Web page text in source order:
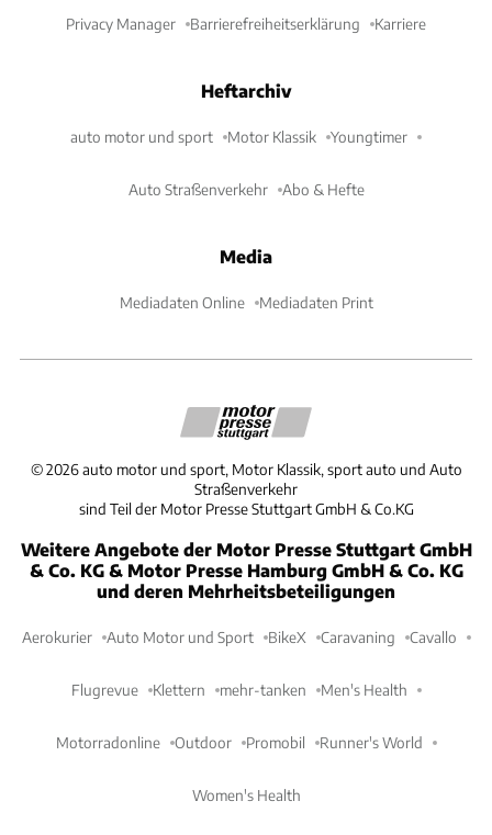
Privacy Manager Barrierefreiheitserklärung Karriere
Heftarchiv
auto motor und sport Motor Klassik Youngtimer
Auto Straßenverkehr Abo & Hefte
Media
Mediadaten Online Mediadaten Print
©2026 auto motor und sport, Motor Klassik, sport auto und Auto
Straßenverkehr
sind Teil der Motor Presse Stuttgart GmbH & Co.KG
Weitere Angebote der Motor Presse Stuttgart GmbH
& Co. KG & Motor Presse Hamburg GmbH & Co. KG
und deren Mehrheitsbeteiligungen
Aerokurier Auto Motor und Sport BikeX Caravaning Cavallo
Flugrevue Klettern mehr-tanken Men's Health
Motorradonline Outdoor Promobil Runner's World
Women's Health